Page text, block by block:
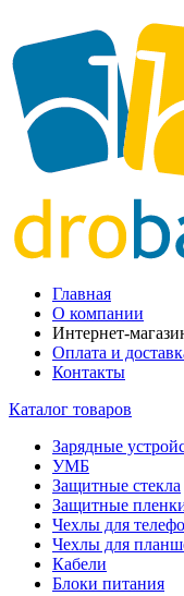
Главная
О компании
Интернет-
Оплата и
Контакты
Каталог товаров
Зарядные
УМБ
Защитные стекла
Защитные
Чехлы для
Чехлы для
Кабели
Блоки питания